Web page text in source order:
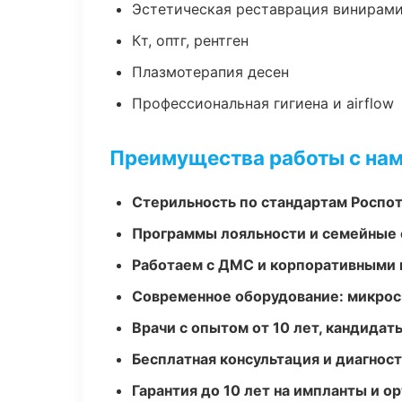
Эстетическая реставрация
Кт, оптг, рентген
Плазмотерапия десен
Профессиональная гигиена и airflow
Преимущества работы с
Стерильность по стандартам
Программы лояльности и семейные
Работаем с ДМС и корпоративными
Современное оборудование:
Врачи с опытом от 10 лет,
Бесплатная консультация и
Гарантия до 10 лет на импланты и